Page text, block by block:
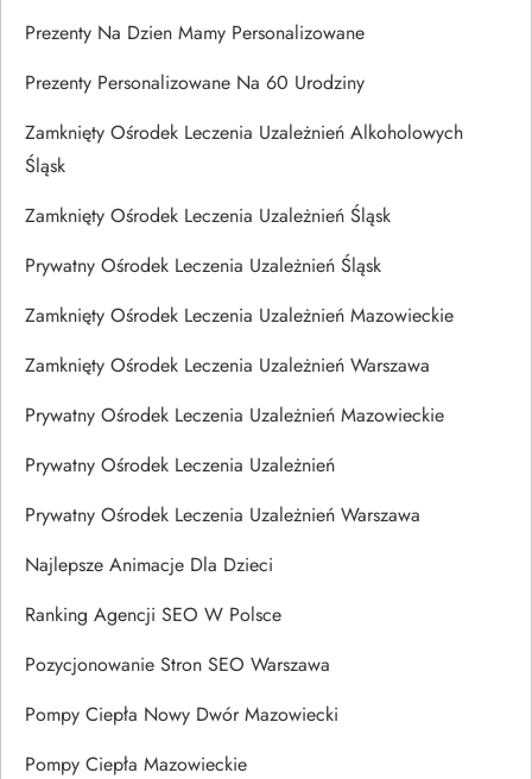
Prezenty Na Dzien Mamy Personalizowane
Prezenty Personalizowane Na 60 Urodziny
Zamknięty Ośrodek Leczenia Uzależnień Alkoholowych
Śląsk
Zamknięty Ośrodek Leczenia Uzależnień Śląsk
Prywatny Ośrodek Leczenia Uzależnień Śląsk
Zamknięty Ośrodek Leczenia Uzależnień Mazowieckie
Zamknięty Ośrodek Leczenia Uzależnień Warszawa
Prywatny Ośrodek Leczenia Uzależnień Mazowieckie
Prywatny Ośrodek Leczenia Uzależnień
Prywatny Ośrodek Leczenia Uzależnień Warszawa
Najlepsze Animacje Dla Dzieci
Ranking Agencji SEO W Polsce
Pozycjonowanie Stron SEO Warszawa
Pompy Ciepła Nowy Dwór Mazowiecki
Pompy Ciepła Mazowieckie